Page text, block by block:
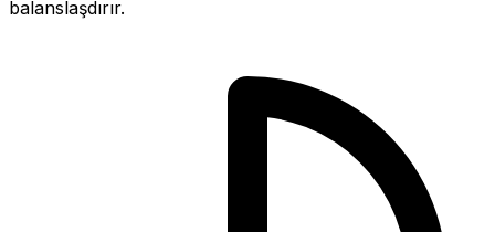
balanslaşdırır.